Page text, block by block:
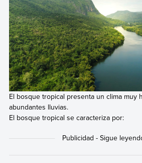
El bosque tropical presenta un clima muy
abundantes lluvias.
El bosque tropical se caracteriza por: